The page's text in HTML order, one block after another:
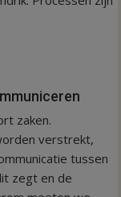
zaken.
verstrekt,
tussen
zegt en de